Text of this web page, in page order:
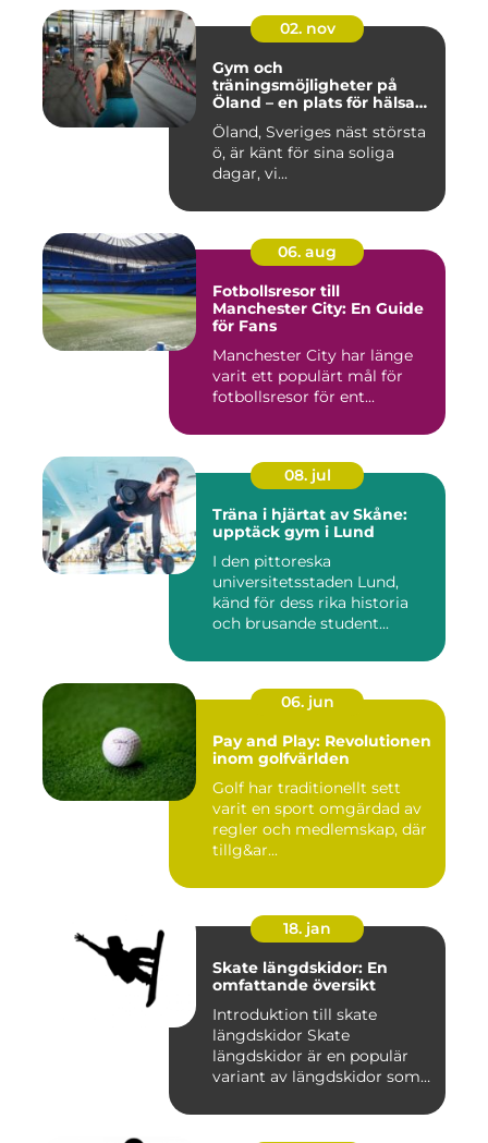
02. nov
Gym och
träningsmöjligheter på
Öland – en plats för hälsa
och välbefinnande
Öland, Sveriges näst största
ö, är känt för sina soliga
dagar, vi...
06. aug
Fotbollsresor till
Manchester City: En Guide
för Fans
Manchester City har länge
varit ett populärt mål för
fotbollsresor för ent...
08. jul
Träna i hjärtat av Skåne:
upptäck gym i Lund
I den pittoreska
universitetsstaden Lund,
känd för dess rika historia
och brusande student...
06. jun
Pay and Play: Revolutionen
inom golfvärlden
Golf har traditionellt sett
varit en sport omgärdad av
regler och medlemskap, där
tillg&ar...
18. jan
Skate längdskidor: En
omfattande översikt
Introduktion till skate
längdskidor Skate
längdskidor är en populär
variant av längdskidor som